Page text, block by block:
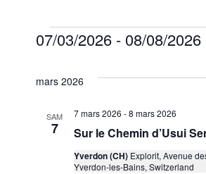
Évènements
07/03/2026 - 08/08/2026
une
mars 2026
SAM
7 Sur le Chemin d’Usui
7 mars 2026 -8 mars 2026
Yverdon (CH) Explorit, Avenue
Yverdon-les-Bains, Switzerland